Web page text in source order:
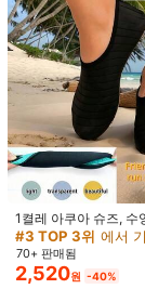
무료 배송
예상 배송: 2-5 영
무료 반품
안전한 결제 · 개
SHEIN에서 판매됨
제품 세부 정보
소재:
구성:
1켤레 아쿠아 슈즈, 수
스포츠, 수영장, 캠핑
끄럼 방지 맨발 양말,
년에게 적합 (사이즈가
-2 사이즈 크게 주문해
#3 TOP 3위
70+ 판매됨
2,520원 -40%